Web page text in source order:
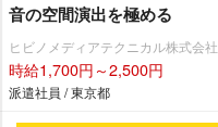
音の空間演出を極める
ヒビノメディアテクニカル株式会社
時給1,700円～2,500円
派遣社員 / 東京都